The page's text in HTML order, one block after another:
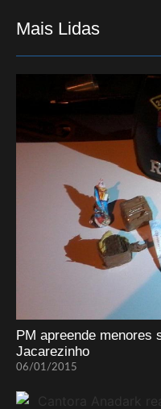
Mais Lidas
PM apreende menores
Jacarezinho
06/01/2015